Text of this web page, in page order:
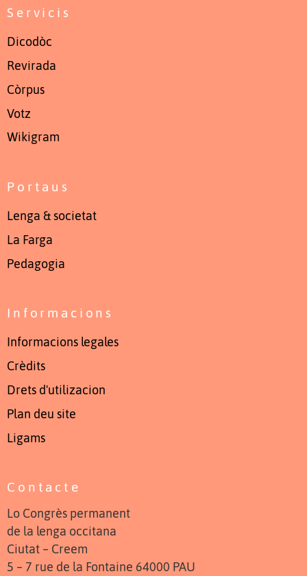
Servicis
Dicodòc
Revirada
Còrpus
Votz
Wikigram
Portaus
Lenga & societat
La Farga
Pedagogia
Informacions
Informacions legales
Crèdits
Drets d'utilizacion
Plan deu site
Ligams
Contacte
Lo Congrès permanent
de la lenga occitana
Ciutat – Creem
5 – 7 rue de la Fontaine 64000 PAU